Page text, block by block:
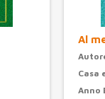
Al
Casa
Anno